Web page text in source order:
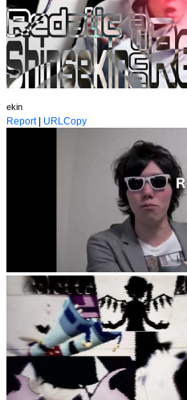
ekin
Report| URLCopy